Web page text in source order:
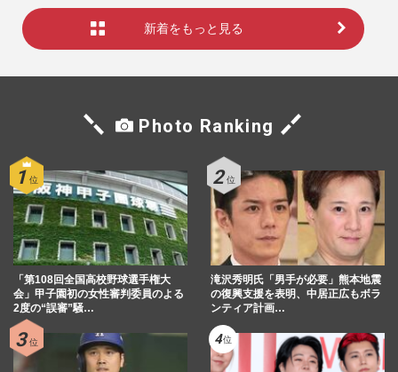
新着をもっと見る
Photo Ranking
「第108回全国高校野球選手権大
会」甲子園初の女性審判委員のよる
2度の“誤審”騒…
滝沢秀明氏「男手が必要」熊本地震
の復興支援を表明、中居正広もボラ
ンティア計画…